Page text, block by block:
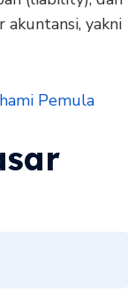
yakni
Pemula